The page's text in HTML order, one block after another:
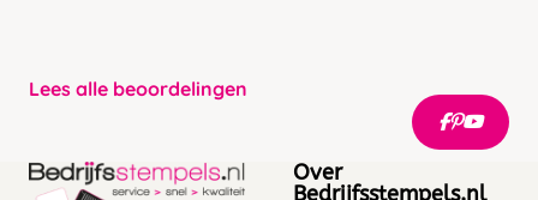
Lees alle beoordelingen
Over
Bedrijfsstempels.nl